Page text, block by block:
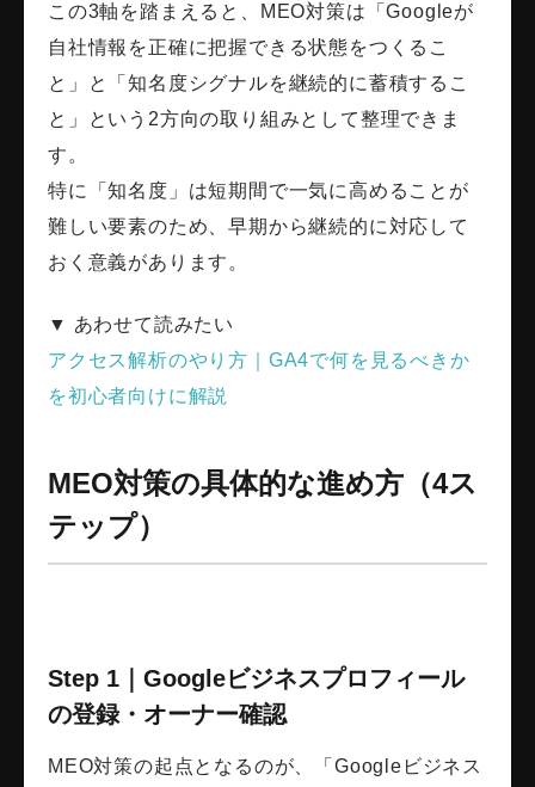
この3軸を踏まえると、MEO対策は「Googleが
自社情報を正確に把握できる状態をつくるこ
と」と「知名度シグナルを継続的に蓄積するこ
と」という2方向の取り組みとして整理できま
す。
特に「知名度」は短期間で一気に高めることが
難しい要素のため、早期から継続的に対応して
おく意義があります。
▼ あわせて読みたい
アクセス解析のやり方｜GA4で何を見るべきか
を初心者向けに解説
MEO対策の具体的な進め方（4ス
テップ）
Step 1｜Googleビジネスプロフィール
の登録・オーナー確認
MEO対策の起点となるのが、「Googleビジネス